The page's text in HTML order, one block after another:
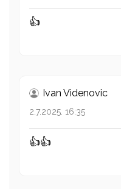
👍
Ivan Videnovic
2.7.2025. 16:35
👍👍